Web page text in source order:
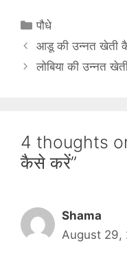
C
a
e
i
e
पौधे
आडू की उन्नत खेती
लोबिया की उन्नत
4 thoughts
कैसे करें”
Shama
August 29,